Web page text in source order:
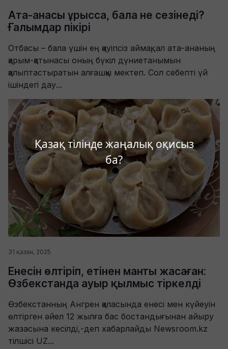
Қазақ тілінде жаңалық оқисыз
ба?
Ата-анасы ұрысса, бала не сезінеді?
Ғалымдар пікірі
Отбасы – бала үшін ең қауіпсіз аймақ, ал ата-ананың
қарым-қатынасы оның бүкіл дүниетанымын
қалыптастыратын алғашқы мектеп. Сол себепті үй
ішіндегі дау...
31 қазан, 2025
Енесін өлтіріп, етінен манты жасаған:
Өзбекстанда ауыр қылмыс тіркелді
Өзбекстанның Ангрен қаласында енесі мен күйеуін
өлтірген әйел 12 жылға бас бостандығынан айыру
жазасына кесілді,-деп хабарлайды Newsroom.kz
тілшісі UZ...